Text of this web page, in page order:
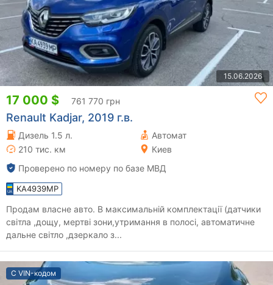
15.06.2026
17 000 $ 761 770 грн
Renault Kadjar, 2019 г.в.
Дизель 1.5 л.
Автомат
210 тис. км
Киев
Проверено по номеру по базе МВД
KA4939MP
Продам власне авто. В максимальній комплектації (датчики
світла ,дощу, мертві зони,утримання в полосі, автоматичне
дальне світло ,дзеркало з...
С VIN-кодом